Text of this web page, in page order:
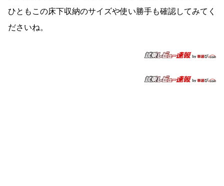
ひともこの床下収納のサイズや使い勝手も確認してみてく
ださいね。